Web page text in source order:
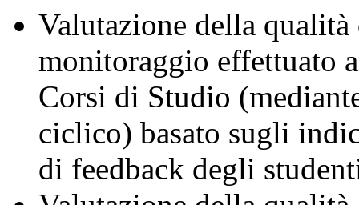
Valutazione della
monitoraggio effettuato
Corsi di Studio
ciclico) basato sugli
di feedback degli